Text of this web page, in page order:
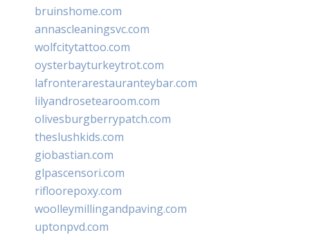
bruinshome.com
annascleaningsvc.com
wolfcitytattoo.com
oysterbayturkeytrot.com
lafronterarestauranteybar.com
lilyandrosetearoom.com
olivesburgberrypatch.com
theslushkids.com
giobastian.com
glpascensori.com
rifloorepoxy.com
woolleymillingandpaving.com
uptonpvd.com